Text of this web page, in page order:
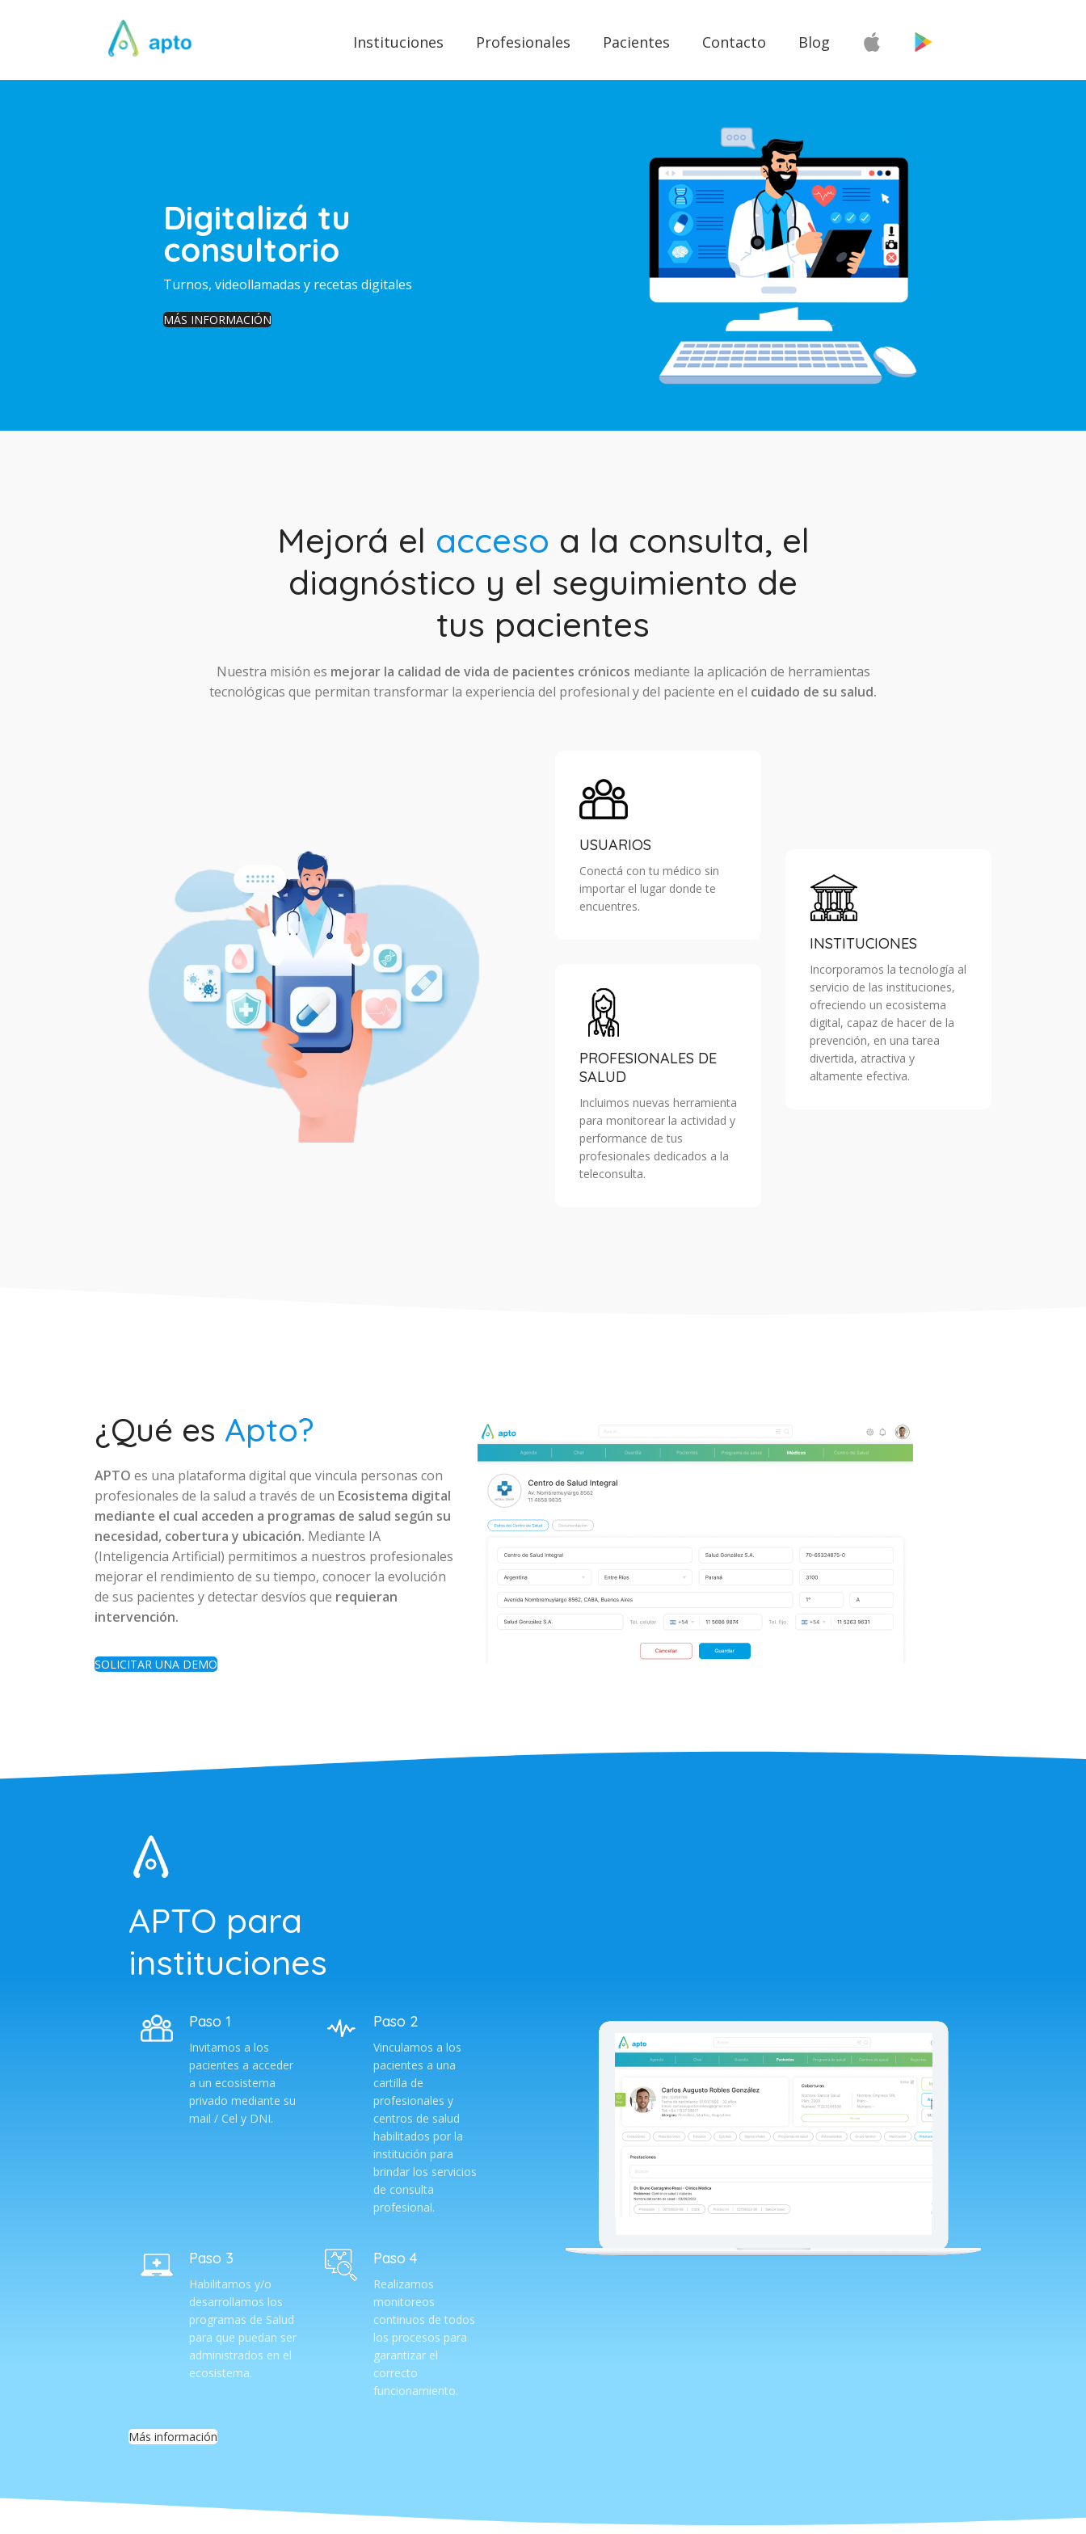
Instituciones Profesionales Pacientes Contacto Blog
Digitalizá tu
consultorio
Turnos, videollamadas y recetas digitales
MÁS INFORMACIÓN
Mejorá el acceso a la consulta, el
diagnóstico y el seguimiento de
tus pacientes
Nuestra misión es mejorar la calidad de vida de pacientes crónicos mediante la aplicación de herramientas
tecnológicas que permitan transformar la experiencia del profesional y del paciente en el cuidado de su salud.
USUARIOS
Conectá con tu médico sin
importar el lugar donde te
encuentres.
PROFESIONALES DE
SALUD
Incluimos nuevas herramienta
para monitorear la actividad y
performance de tus
profesionales dedicados a la
teleconsulta.
INSTITUCIONES
Incorporamos la tecnología al
servicio de las instituciones,
ofreciendo un ecosistema
digital, capaz de hacer de la
prevención, en una tarea
divertida, atractiva y
altamente efectiva.
¿Qué es Apto?
APTO es una plataforma digital que vincula personas con
profesionales de la salud a través de un Ecosistema digital
mediante el cual acceden a programas de salud según su
necesidad, cobertura y ubicación. Mediante IA
(Inteligencia Artificial) permitimos a nuestros profesionales
mejorar el rendimiento de su tiempo, conocer la evolución
de sus pacientes y detectar desvíos que requieran
intervención.
SOLICITAR UNA DEMO
APTO para
instituciones
Paso 1
Invitamos a los
pacientes a acceder
a un ecosistema
privado mediante su
mail / Cel y DNI.
Paso 2
Vinculamos a los
pacientes a una
cartilla de
profesionales y
centros de salud
habilitados por la
institución para
brindar los servicios
de consulta
profesional.
Paso 3
Habilitamos y/o
desarrollamos los
programas de Salud
para que puedan ser
administrados en el
ecosistema.
Paso 4
Realizamos
monitoreos
continuos de todos
los procesos para
garantizar el
correcto
funcionamiento.
Más información